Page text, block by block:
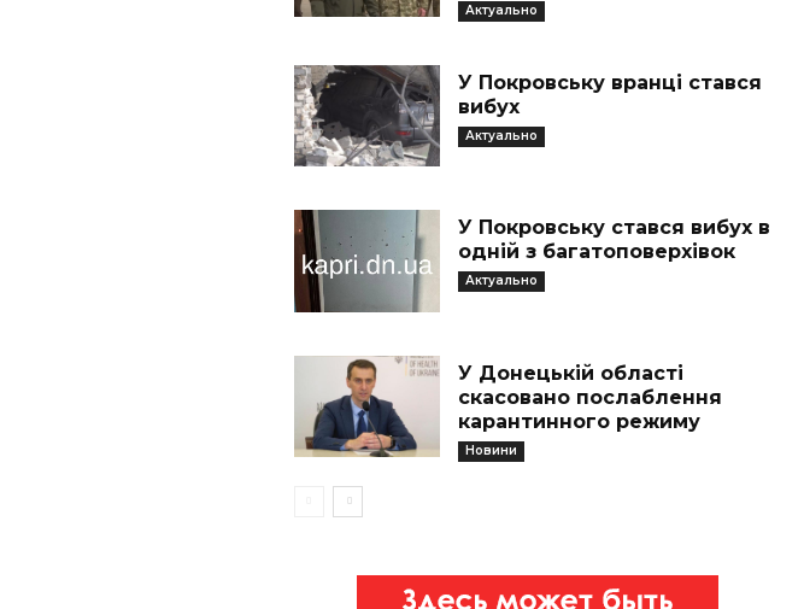
Актуально
У Покровську вранці стався
вибух
Актуально
У Покровську стався вибух в
одній з багатоповерхівок
Актуально
У Донецькій області
скасовано послаблення
карантинного режиму
Новини